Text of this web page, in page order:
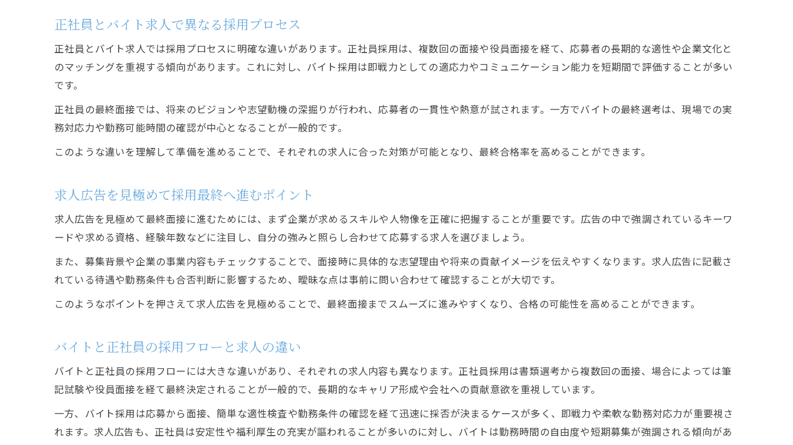
正社員とバイト求人で異なる採用プロセス
正社員とバイト求人では採用プロセスに明確な違いがあります。正社員採用は、複数回の面接や役員面接を経て、応募者の長期的な適性や企業文化と
のマッチングを重視する傾向があります。これに対し、バイト採用は即戦力としての適応力やコミュニケーション能力を短期間で評価することが多い
です。
正社員の最終面接では、将来のビジョンや志望動機の深掘りが行われ、応募者の一貫性や熱意が試されます。一方でバイトの最終選考は、現場での実
務対応力や勤務可能時間の確認が中心となることが一般的です。
このような違いを理解して準備を進めることで、それぞれの求人に合った対策が可能となり、最終合格率を高めることができます。
求人広告を見極めて採用最終へ進むポイント
求人広告を見極めて最終面接に進むためには、まず企業が求めるスキルや人物像を正確に把握することが重要です。広告の中で強調されているキーワ
ードや求める資格、経験年数などに注目し、自分の強みと照らし合わせて応募する求人を選びましょう。
また、募集背景や企業の事業内容もチェックすることで、面接時に具体的な志望理由や将来の貢献イメージを伝えやすくなります。求人広告に記載さ
れている待遇や勤務条件も合否判断に影響するため、曖昧な点は事前に問い合わせて確認することが大切です。
このようなポイントを押さえて求人広告を見極めることで、最終面接までスムーズに進みやすくなり、合格の可能性を高めることができます。
バイトと正社員の採用フローと求人の違い
バイトと正社員の採用フローには大きな違いがあり、それぞれの求人内容も異なります。正社員採用は書類選考から複数回の面接、場合によっては筆
記試験や役員面接を経て最終決定されることが一般的で、長期的なキャリア形成や会社への貢献意欲を重視しています。
一方、バイト採用は応募から面接、簡単な適性検査や勤務条件の確認を経て迅速に採否が決まるケースが多く、即戦力や柔軟な勤務対応力が重要視さ
れます。求人広告も、正社員は安定性や福利厚生の充実が謳われることが多いのに対し、バイトは勤務時間の自由度や短期募集が強調される傾向があ